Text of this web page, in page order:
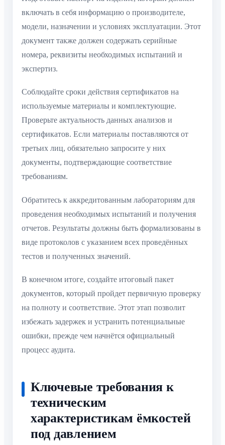
включать в себя информацию о производителе,
модели, назначении и условиях эксплуатации. Этот
документ также должен содержать серийные
номера, реквизиты необходимых испытаний и
экспертиз.
Соблюдайте сроки действия сертификатов на
используемые материалы и комплектующие.
Проверьте актуальность данных анализов и
сертификатов. Если материалы поставляются от
третьих лиц, обязательно запросите у них
документы, подтверждающие соответствие
требованиям.
Обратитесь к аккредитованным лабораториям для
проведения необходимых испытаний и получения
отчетов. Результаты должны быть формализованы в
виде протоколов с указанием всех проведённых
тестов и полученных значений.
В конечном итоге, создайте итоговый пакет
документов, который пройдет первичную проверку
на полноту и соответствие. Этот этап позволит
избежать задержек и устранить потенциальные
ошибки, прежде чем начнётся официальный
процесс аудита.
Ключевые требования к
техническим
характеристикам ёмкостей
под давлением